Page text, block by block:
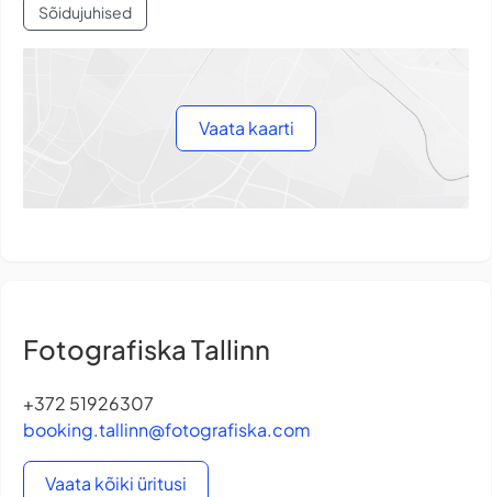
Sõidujuhised
Vaata kaarti
Fotografiska Tallinn
+372 51926307
booking.tallinn@fotografiska.com
Vaata kõiki üritusi